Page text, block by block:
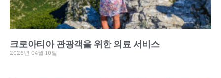
크로아티아 관광객을 위한 의료 서비스
2026년 04월 10일